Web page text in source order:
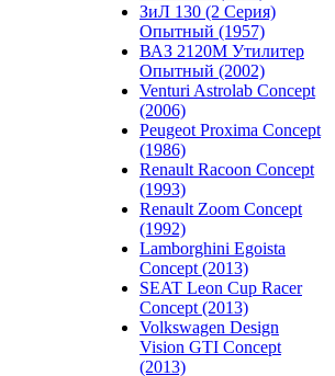
ЗиЛ 130 (2 Серия)
Опытный (1957)
ВАЗ 2120М Утилитер
Опытный (2002)
Venturi Astrolab Concept
(2006)
Peugeot Proxima Concept
(1986)
Renault Racoon Concept
(1993)
Renault Zoom Concept
(1992)
Lamborghini Egoista
Concept (2013)
SEAT Leon Cup Racer
Concept (2013)
Volkswagen Design
Vision GTI Concept
(2013)